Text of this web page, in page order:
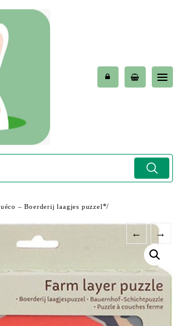
– Boerderij laagjes puzzel*/
← →